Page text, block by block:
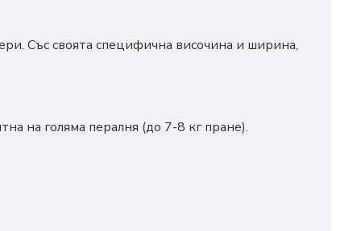
Със своята специфична височина и ширина,
на голяма пералня (до 7-8 кг пране).